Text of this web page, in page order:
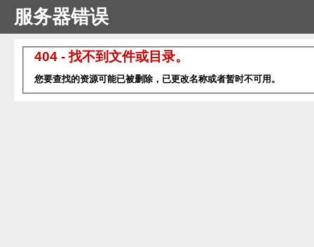
服务器错误
404 - 找不到文件或目录。
您要查找的资源可能已被删除，已更改名称或者暂时不可用。